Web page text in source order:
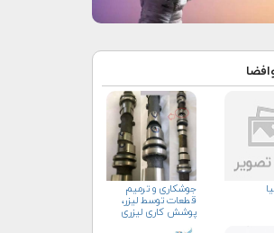
جوشکاری و ترمیم
قطعات توسط لیزر،
پوشش کاری لیزری